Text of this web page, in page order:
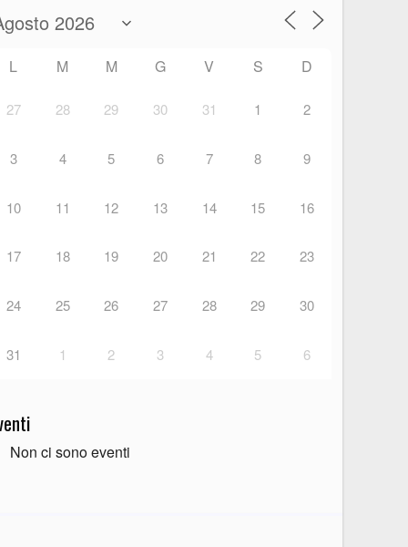
L M M G V S D
27 28 29 30 31 1 2
3 4 5 6 7 8 9
10 11 12 13 14 15 16
17 18 19 20 21 22 23
24 25 26 27 28 29 30
31 1 2 3 4 5 6
Non ci sono eventi